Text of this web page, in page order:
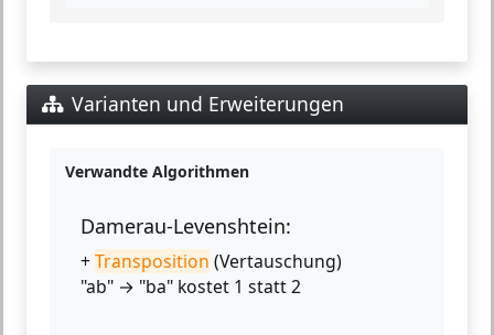
Varianten und Erweiterungen
Verwandte Algorithmen
Damerau-Levenshtein:
+Transposition (Vertauschung)
"ab" → "ba" kostet 1 statt 2